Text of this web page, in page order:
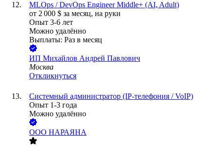
MLOps / DevOps Engineer Middle+ (AI, Adult)
от 2 000 $ за месяц, на руки
Опыт 3-6 лет
Можно удалённо
Выплаты: Раз в месяц
ИП Михайлов Андрей Павлович
Москва
Откликнуться
Системный администратор (IP-телефония / VoIP)
Опыт 1-3 года
Можно удалённо
ООО НАРАЯНА